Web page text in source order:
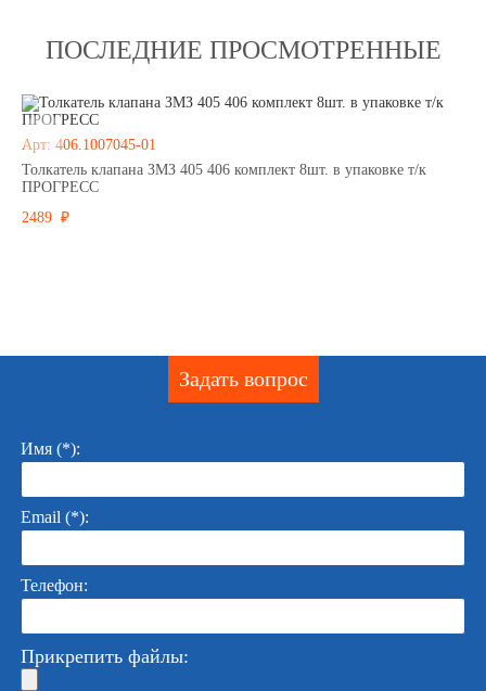
ПОСЛЕДНИЕ ПРОСМОТРЕННЫЕ
Арт: 406.1007045-01
Толкатель клапана ЗМЗ 405 406 комплект 8шт. в упаковке т/к
ПРОГРЕСС
2489 ₽
Задать вопрос
Имя (*):
Email (*):
Телефон:
Прикрепить файлы: